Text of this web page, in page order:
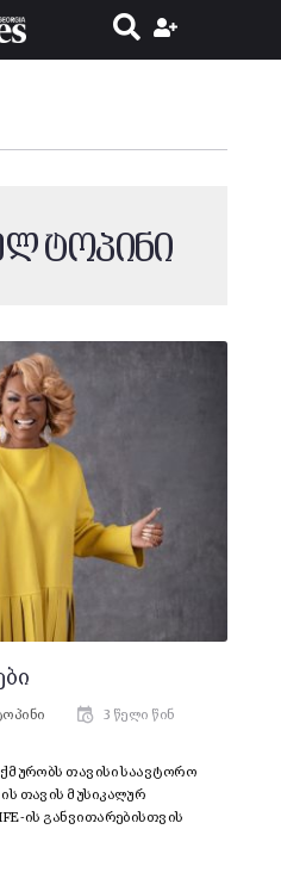
ტოპინი
3 წელი წინ
თავისი საავტორო
თავის მუსიკალურ
ის განვითარებისთვის